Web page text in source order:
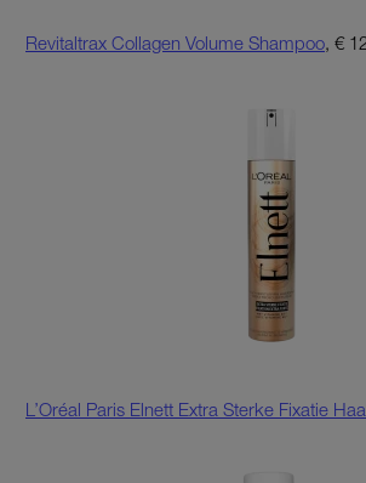
Revitaltrax Collagen Volume Shampoo, €
L’Oréal Paris Elnett Extra Sterke Fixatie